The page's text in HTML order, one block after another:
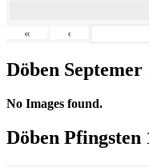
« ‹
Döben Septemer
No Images found.
Döben Pfingsten